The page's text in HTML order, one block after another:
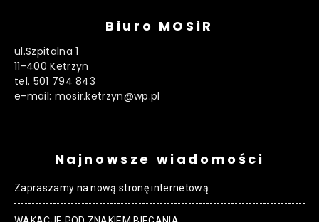
Biuro MOSiR
ul.Szpitalna 1
11-400 Ketrzyn
tel. 501 794 843
e-mail: mosir.ketrzyn@wp.pl
Najnowsze wiadomości
Zapraszamy na nową stronę internetową